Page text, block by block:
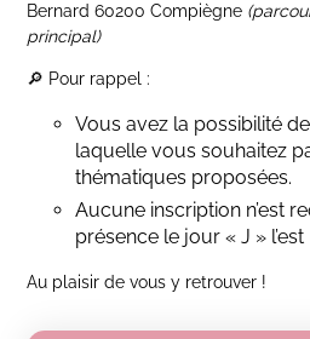
Bernard 60200 Compiègne
principal)
🔎 Pour rappel :
Vous avez la possibilité
laquelle vous souhaitez
thématiques proposées.
Aucune inscription n’est
présence le jour « J » l’est
Au plaisir de vous y retrouver !